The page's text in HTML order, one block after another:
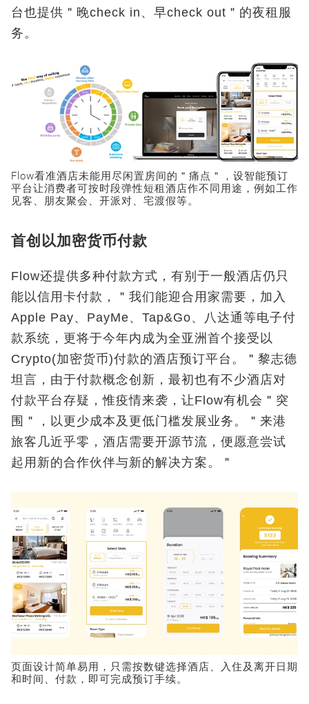
台也提供＂晚check in、早check out＂的夜租服
务。
Flow看准酒店未能用尽闲置房间的＂痛点＂，设智能预订
平台让消费者可按时段弹性短租酒店作不同用途，例如工作
见客、朋友聚会、开派对、宅渡假等。
首创以加密货币付款
Flow还提供多种付款方式，有别于一般酒店仍只
能以信用卡付款，＂我们能迎合用家需要，加入
Apple Pay、PayMe、Tap&Go、八达通等电子付
款系统，更将于今年内成为全亚洲首个接受以
Crypto(加密货币)付款的酒店预订平台。＂黎志德
坦言，由于付款概念创新，最初也有不少酒店对
付款平台存疑，惟疫情来袭，让Flow有机会＂突
围＂，以更少成本及更低门槛发展业务。＂来港
旅客几近乎零，酒店需要开源节流，便愿意尝试
起用新的合作伙伴与新的解决方案。＂
页面设计简单易用，只需按数键选择酒店、入住及离开日期
和时间、付款，即可完成预订手续。